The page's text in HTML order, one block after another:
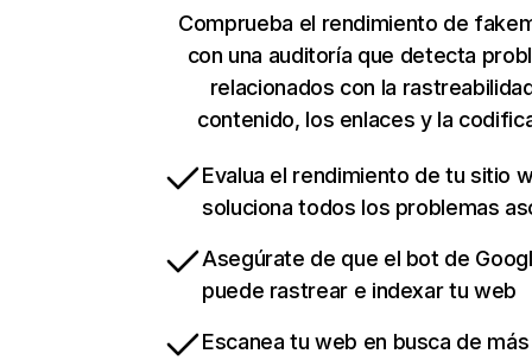
Comprueba el rendimiento de
con una auditoría que detecta
relacionados con la
contenido, los enlaces y la
Evalua el rendimiento de tu sitio
soluciona todos los problemas
Asegúrate de que el bot de
puede rastrear e indexar tu web
Escanea tu web en busca de